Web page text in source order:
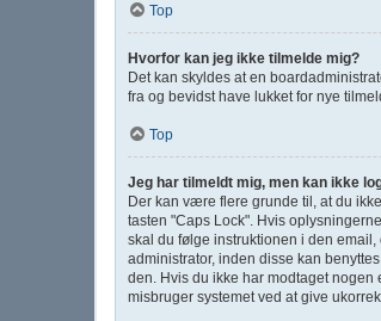
Top
Hvorfor kan jeg ikke tilmelde mig?
Det kan skyldes at en
fra og bevidst have lukket for nye
Top
Jeg har tilmeldt mig, men kan ikke
Der kan være flere grunde til, at du
tasten "Caps Lock". Hvis
skal du følge instruktionen i den
administrator, inden disse kan
den. Hvis du ikke har modtaget nogen
misbruger systemet ved at give